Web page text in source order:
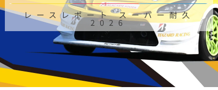
レースレポート スーパー耐久
2026